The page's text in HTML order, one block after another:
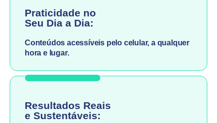
Praticidade no
Seu Dia a Dia:
Conteúdos acessíveis pelo celular, a qualquer
hora e lugar.
Resultados Reais
e Sustentáveis: